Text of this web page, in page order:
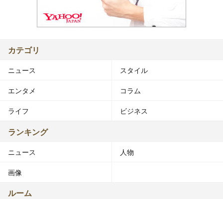
カテゴリ
ニュース スタイル
エンタメ コラム
ライフ ビジネス
ランキング
ニュース 人物
画像
ルーム